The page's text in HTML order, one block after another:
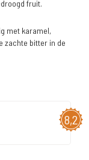
fruit.
met karamel,
zachte bitter in de
8,2